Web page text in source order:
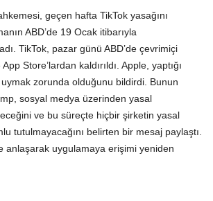
geçen hafta TikTok yasağını
ABD’de 19 Ocak itibarıyla
TikTok, pazar günü ABD’de çevrimiçi
Store’lardan kaldırıldı. Apple, yaptığı
zorunda olduğunu bildirdi. Bunun
sosyal medya üzerinden yasal
ve bu süreçte hiçbir şirketin yasal
tutulmayacağını belirten bir mesaj paylaştı.
anlaşarak uygulamaya erişimi yeniden